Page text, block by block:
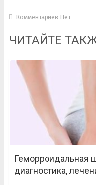
Комментариев Нет
ЧИТАЙТЕ
Геморроидальная
диагностика,